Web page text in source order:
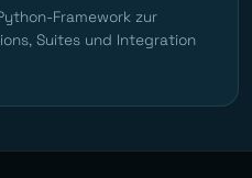
Framework zur
Suites und Integration